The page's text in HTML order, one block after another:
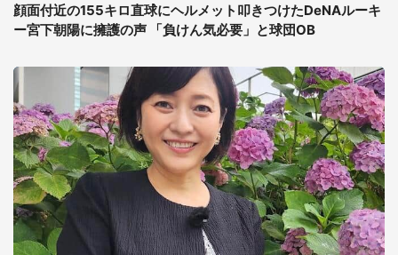
顔面付近の155キロ直球にヘルメット叩きつけたDeNAルーキ
ー宮下朝陽に擁護の声 「負けん気必要」と球団OB